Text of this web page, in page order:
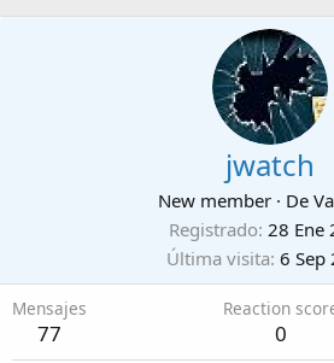
jwatch
New member · De
Registrado 28 Ene
Última visita 6 Sep
Mensajes
77
Reaction
0